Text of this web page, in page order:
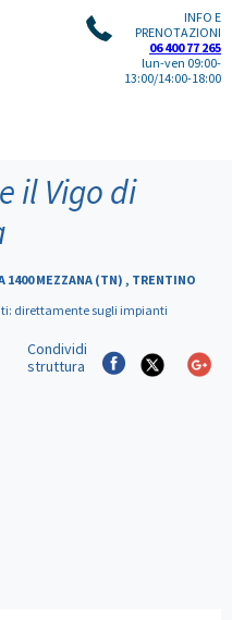
INFO E
PRENOTAZIONI
06 400 77 265
lun-ven 09:00-
13:00/14:00-18:00
il Vigo di
1400 MEZZANA (TN) , TRENTINO
direttamente sugli impianti
Condividi
struttura